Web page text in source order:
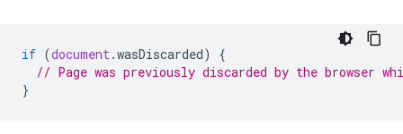
if (document .wasDiscarded)
{
// Page was previously discarded by the browser
}